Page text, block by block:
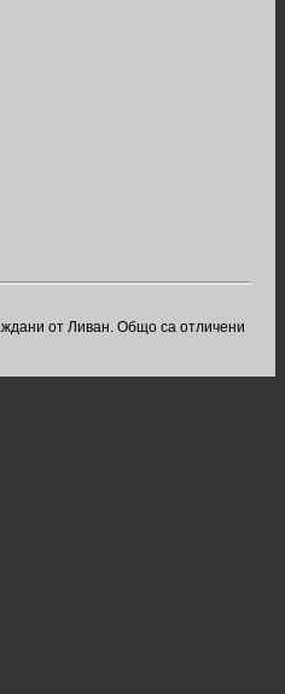
от Ливан. Общо са отличени